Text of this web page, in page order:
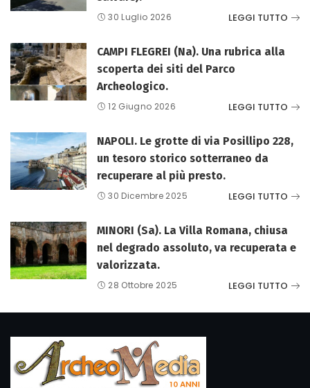
30 Luglio 2026 LEGGI TUTTO
CAMPI FLEGREI (Na). Una rubrica alla
scoperta dei siti del Parco
Archeologico.
12 Giugno 2026 LEGGI TUTTO
NAPOLI. Le grotte di via Posillipo 228,
un tesoro storico sotterraneo da
recuperare al più presto.
30 Dicembre 2025 LEGGI TUTTO
MINORI (Sa). La Villa Romana, chiusa
nel degrado assoluto, va recuperata e
valorizzata.
28 Ottobre 2025 LEGGI TUTTO